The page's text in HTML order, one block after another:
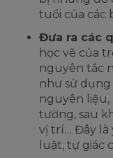
tuổi của các
Đưa ra các
học vẽ của
nguyên tắc
như sử
nguyên
tường, sau
vị trí… Đây là
luật, tự giác